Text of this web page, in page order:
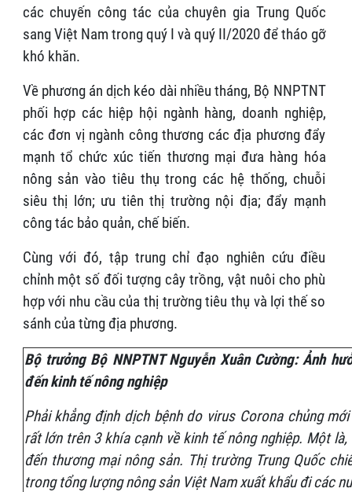
các chuyến công tác của chuyên gia Trung Quốc
sang Việt Nam trong quý I và quý II/2020 để tháo gỡ
khó khăn.
Về phương án dịch kéo dài nhiều tháng, Bộ NNPTNT
phối hợp các hiệp hội ngành hàng, doanh nghiệp,
các đơn vị ngành công thương các địa phương đẩy
mạnh tổ chức xúc tiến thương mại đưa hàng hóa
nông sản vào tiêu thụ trong các hệ thống, chuỗi
siêu thị lớn; ưu tiên thị trường nội địa; đẩy mạnh
công tác bảo quản, chế biến.
Cùng với đó, tập trung chỉ đạo nghiên cứu điều
chỉnh một số đối tượng cây trồng, vật nuôi cho phù
hợp với nhu cầu của thị trường tiêu thụ và lợi thế so
sánh của từng địa phương.
Bộ trưởng Bộ NNPTNT Nguyễn Xuân Cường: Ảnh
đến kinh tế nông nghiệp
Phải khẳng định dịch bệnh do virus Corona chủng
rất lớn trên 3 khía cạnh về kinh tế nông nghiệp. Một là,
đến thương mại nông sản. Thị trường Trung Quốc
trong tổng lượng nông sản Việt Nam xuất khẩu đi các